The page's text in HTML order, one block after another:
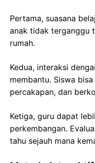
Pertama, suasana
anak tidak terganggu
rumah.
Kedua, interaksi
membantu. Siswa
percakapan, dan
Ketiga, guru dapat
perkembangan.
tahu sejauh mana